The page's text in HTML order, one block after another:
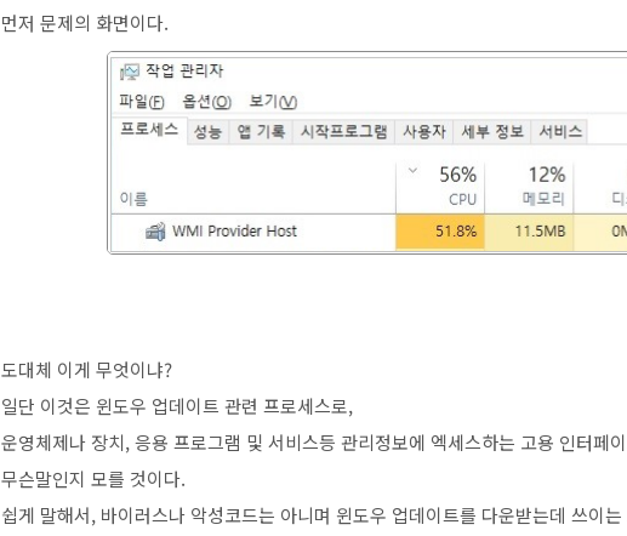
먼저 문제의 화면이다.
도대체 이게 무엇이냐?
일단 이것은 윈도우 업데이트 관련 프로세스로,
운영체제나 장치, 응용 프로그램 및 서비스등 관리정보에 엑세스하는 고용 인터페
무슨말인지 모를 것이다.
쉽게 말해서, 바이러스나 악성코드는 아니며 윈도우 업데이트를 다운받는데 쓰이